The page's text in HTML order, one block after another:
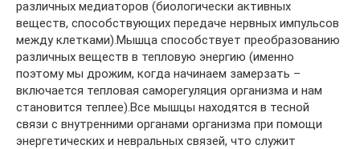
различных медиаторов (биологически активных
веществ, способствующих передаче нервных импульсов
между клетками).Мышца способствует преобразованию
различных веществ в тепловую энергию (именно
поэтому мы дрожим, когда начинаем замерзать –
включается тепловая саморегуляция организма и нам
становится теплее).Все мышцы находятся в тесной
связи с внутренними органами организма при помощи
энергетических и невральных связей, что служит